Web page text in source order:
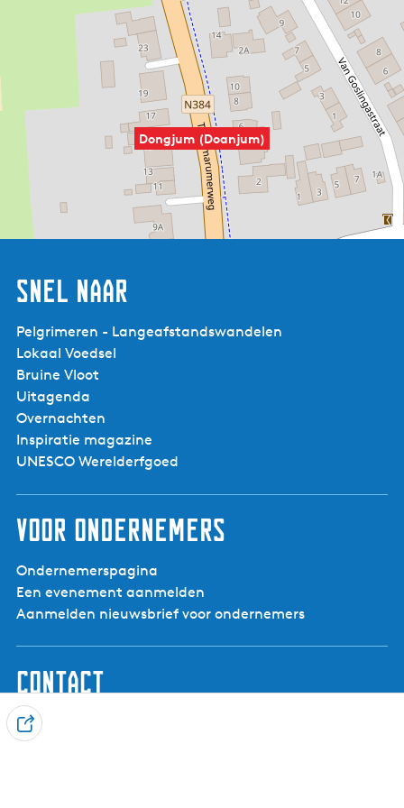
Dongjum (Doanjum)
D
Snel naar
Pelgrimeren - Langeafstandswandelen
Lokaal Voedsel
Bruine Vloot
Uitagenda
Overnachten
Inspiratie magazine
UNESCO Werelderfgoed
Voor ondernemers
Ondernemerspagina
Een evenement aanmelden
Aanmelden nieuwsbrief voor ondernemers
Contact
Visit Noardwest Fryslân
Het Want 3, 8802 PV Franeker